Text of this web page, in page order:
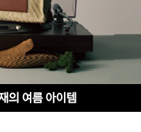
의 여름 아이템